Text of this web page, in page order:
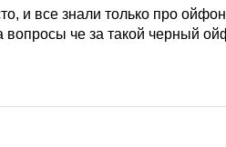
и все знали только про
вопросы че за такой черный